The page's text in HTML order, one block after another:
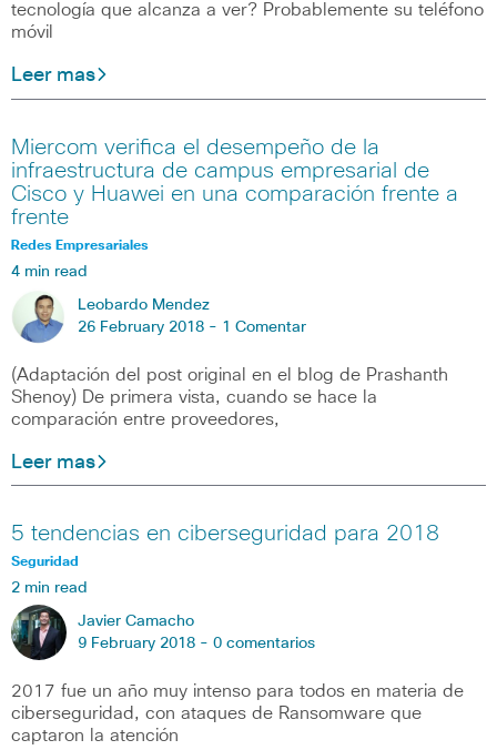
tecnología que alcanza a ver? Probablemente su teléfono
móvil
Leer mas
Miercom verifica el desempeño de la
infraestructura de campus empresarial de
Cisco y Huawei en una comparación frente a
frente
Redes Empresariales
4 min read
Leobardo Mendez
26 February 2018 - 1 Comentar
(Adaptación del post original en el blog de Prashanth
Shenoy) De primera vista, cuando se hace la
comparación entre proveedores,
Leer mas
5 tendencias en ciberseguridad para 2018
Seguridad
2 min read
Javier Camacho
9 February 2018 - 0 comentarios
2017 fue un año muy intenso para todos en materia de
ciberseguridad, con ataques de Ransomware que
captaron la atención